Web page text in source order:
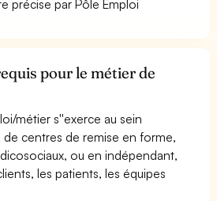
précise par Pôle Emploi
pour le métier de
métier s''exerce au sein
centres de remise en forme,
ou en indépendant,
les patients, les équipes